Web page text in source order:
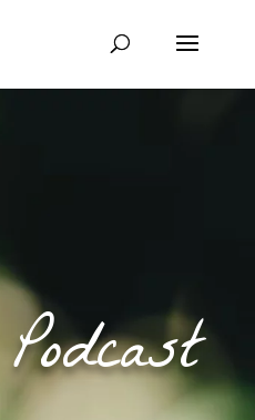
Podcast